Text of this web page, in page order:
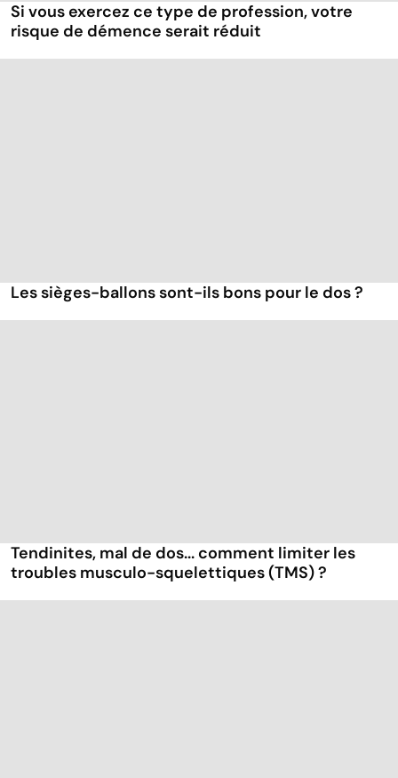
Si vous exercez ce type de profession, votre
risque de démence serait réduit
Les sièges-ballons sont-ils bons pour le dos ?
Tendinites, mal de dos... comment limiter les
troubles musculo-squelettiques (TMS) ?